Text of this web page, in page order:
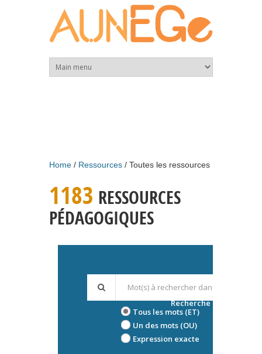
Home Ressources Toutes les ressources
1183 RESSOURCES
PÉDAGOGIQUES
Tous les mots (ET)
Un des mots (OU)
Expression exacte
Recherche avancée